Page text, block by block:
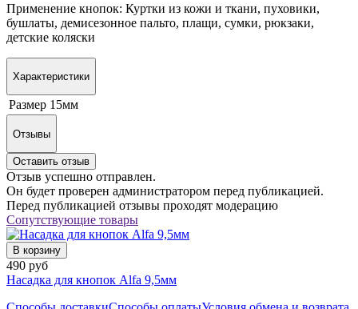
Применение кнопок: Куртки из кожи и ткани, пуховики,
бушлаты, демисезонное пальто, плащи, сумки, рюкзаки,
детские коляски
Характеристики
Размер 15мм
Отзывы
Оставить отзыв
Отзыв успешно отправлен.
Он будет проверен администратором перед публикацией.
Перед публикацией отзывы проходят модерацию
Сопутствующие товары
В корзину
490 руб
Насадка для кнопок Alfa 9,5мм